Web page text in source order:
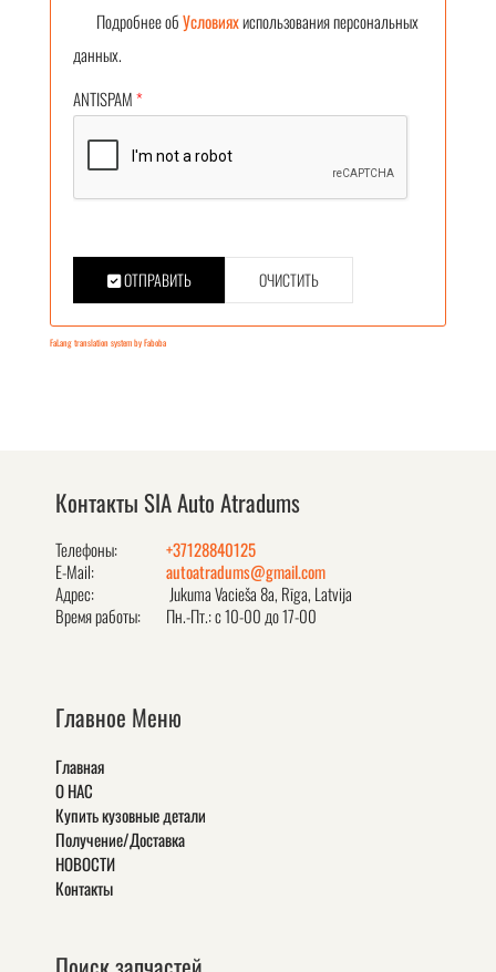
Подробнее обУсловияхиспользования персональных
данных.
ANTISPAM*
ОТПРАВИТЬ ОЧИСТИТЬ
FaLang translation system by Faboba
Контакты SIA Auto Atradums
Телефоны:
+37128840125
E-Mail:
autoatradums@gmail.com
Адрес:
Jukuma Vacieša 8a, Rīga, Latvija
Время работы:
Пн.-Пт.: с 10-00 до 17-00
Главное Меню
Главная
О НАС
Купить кузовные детали
Получение/Доставка
НОВОСТИ
Контакты